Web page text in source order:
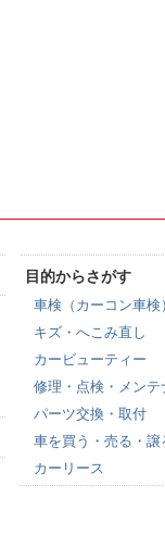
目的からさがす
車検（カーコン車検）
キズ・へこみ直し
カービューティー
修理・点検・メンテ
パーツ交換・取付
車を買う・売る・譲
カーリース